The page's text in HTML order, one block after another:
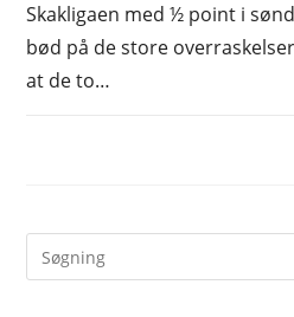
Skakligaen med ½ point i
bød på de store
at de to…